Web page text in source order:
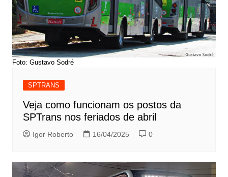
Foto: Gustavo Sodré
SPTRANS
Veja como funcionam os postos da
SPTrans nos feriados de abril
Igor Roberto 16/04/2025 0